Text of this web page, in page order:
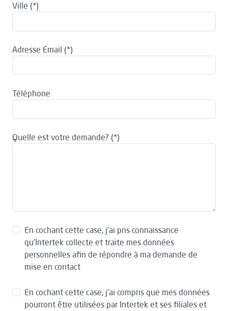
Ville
Adresse Email
Téléphone
Quelle est votre demande?
En cochant cette case, j’ai pris connaissance
qu’Intertek collecte et traite mes données
personnelles afin de répondre à ma demande de
mise en contact
En cochant cette case, j’ai compris que mes données
pourront être utilisées par Intertek et ses filiales et